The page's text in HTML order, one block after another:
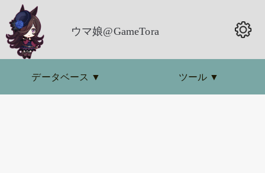
ウマ娘@GameTora
データベース ▼ ツール ▼